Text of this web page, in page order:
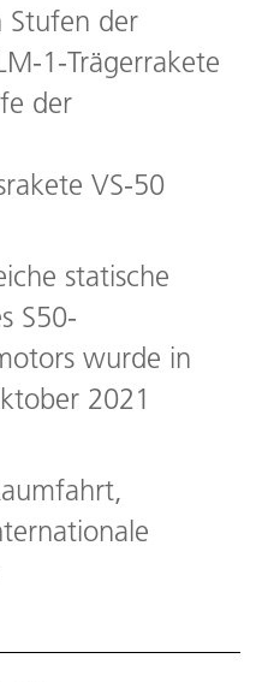
Stufen der
1-Trägerrakete
der
VS-50
statische
S50-
wurde in
2021